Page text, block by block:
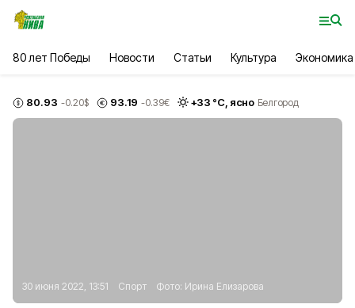
80 лет Победы Новости Статьи Культура Экономика
80.93 -0.20$ 93.19 -0.39€ +33 °С, ясно Белгород
30 июня 2022, 13:51 Спорт Фото: Ирина Елизарова